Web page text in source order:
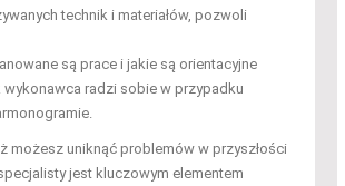
technik i materiałów, pozwoli
są prace i jakie są orientacyjne
radzi sobie w przypadku
możesz uniknąć problemów w przyszłości
jest kluczowym elementem